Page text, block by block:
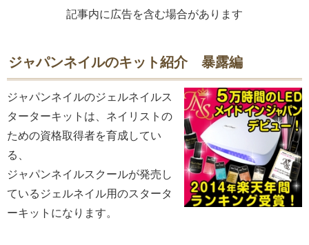
記事内に広告を含む場合があります
ジャパンネイルのキット紹介 暴露編
ジャパンネイルのジェルネイルス
ターターキットは、ネイリストの
ための資格取得者を育成してい
る、
ジャパンネイルスクールが発売し
ているジェルネイル用のスタータ
ーキットになります。